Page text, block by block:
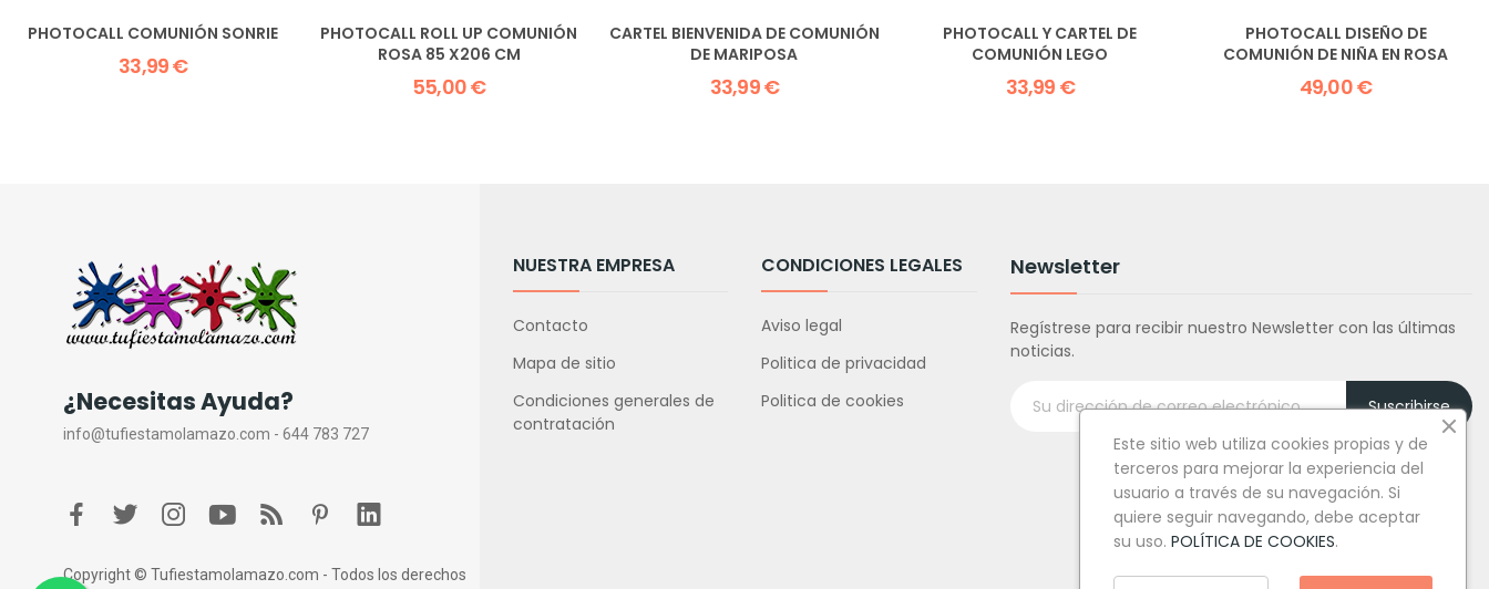
PHOTOCALL COMUNIÓN SONRIE
33,99 €
PHOTOCALL ROLL UP COMUNIÓN
ROSA 85 X206 CM
55,00 €
CARTEL BIENVENIDA DE COMUNIÓN
DE MARIPOSA
33,99 €
PHOTOCALL Y CARTEL DE
COMUNIÓN LEGO
33,99 €
PHOTOCALL DISEÑO DE
COMUNIÓN DE NIÑA EN ROSA
49,00 €
¿Necesitas Ayuda?
info@tufiestamolamazo.com - 644 783 727
NUESTRA EMPRESA
Contacto
Mapa de sitio
Condiciones generales de
contratación
CONDICIONES LEGALES
Aviso legal
Politica de privacidad
Politica de cookies
Newsletter
Regístrese para recibir nuestro Newsletter con las últimas
noticias.
Suscribirse
Copyright © Tufiestamolamazo.com - Todos los derechos
Este sitio web utiliza cookies propias y de
terceros para mejorar la experiencia del
usuario a través de su navegación. Si
quiere seguir navegando, debe aceptar
su uso. POLÍTICA DE COOKIES.